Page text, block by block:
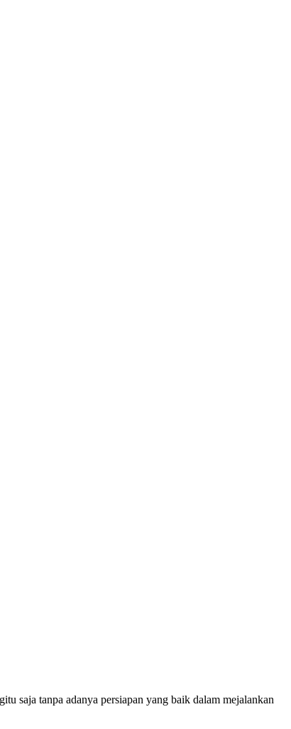
saja tanpa adanya persiapan yang baik dalam mejalankan